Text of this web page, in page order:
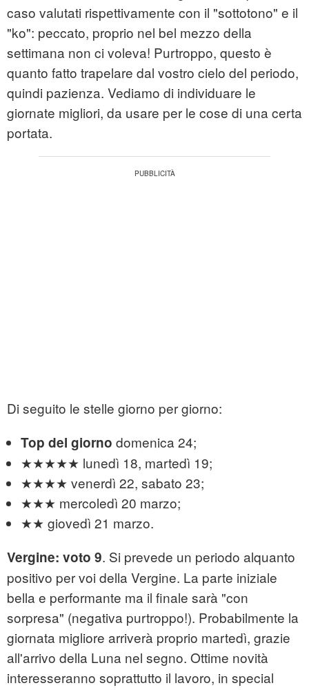
caso valutati rispettivamente con il "sottotono" e il
"ko": peccato, proprio nel bel mezzo della
settimana non ci voleva! Purtroppo, questo è
quanto fatto trapelare dal vostro cielo del periodo,
quindi pazienza. Vediamo di individuare le
giornate migliori, da usare per le cose di una certa
portata.
Di seguito le stelle giorno per giorno:
Top del giorno domenica 24;
★★★★★ lunedì 18, martedì 19;
★★★★ venerdì 22, sabato 23;
★★★ mercoledì 20 marzo;
★★ giovedì 21 marzo.
Vergine: voto 9. Si prevede un periodo alquanto
positivo per voi della Vergine. La parte iniziale
bella e performante ma il finale sarà "con
sorpresa" (negativa purtroppo!). Probabilmente la
giornata migliore arriverà proprio martedì, grazie
all'arrivo della Luna nel segno. Ottime novità
interesseranno soprattutto il lavoro, in special